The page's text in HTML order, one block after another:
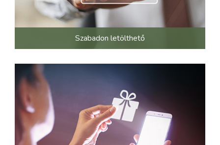
Szabadon letölthető